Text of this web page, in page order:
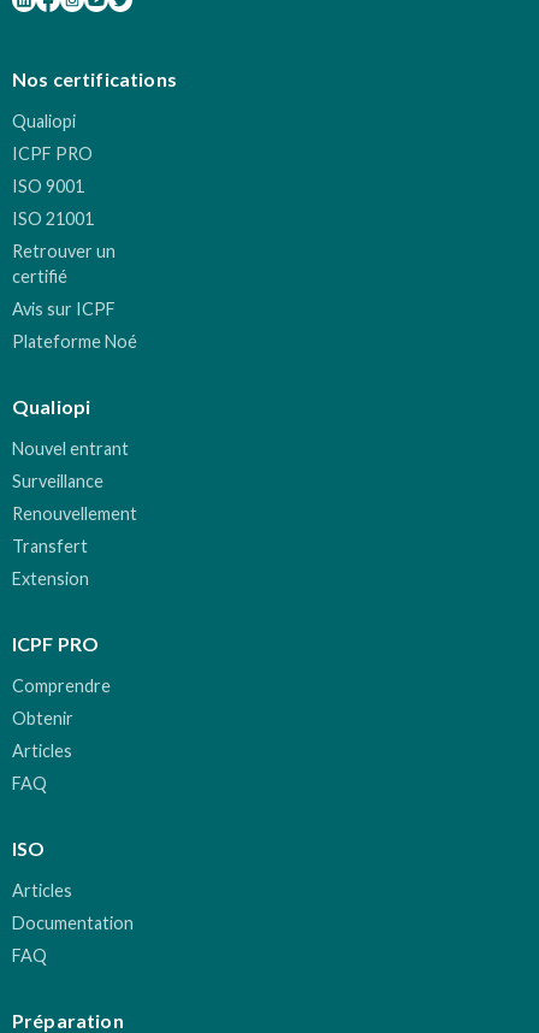
Nos certifications
Qualiopi
ICPF PRO
ISO 9001
ISO 21001
Retrouver un
certifié
Avis sur ICPF
Plateforme Noé
Qualiopi
Nouvel entrant
Surveillance
Renouvellement
Transfert
Extension
ICPF PRO
Comprendre
Obtenir
Articles
FAQ
ISO
Articles
Documentation
FAQ
Préparation